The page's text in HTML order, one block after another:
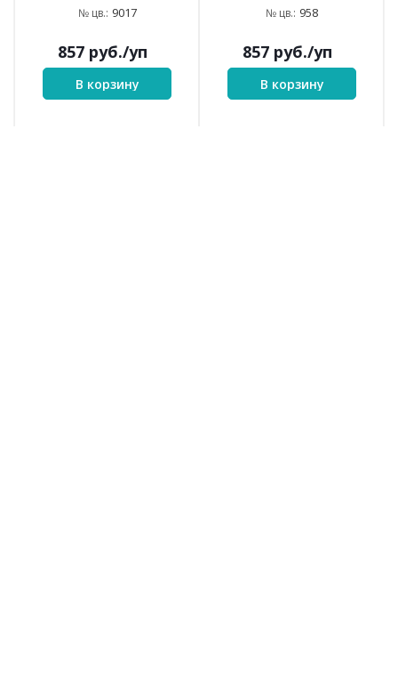
№ цв.: 9017
857 руб./уп
В корзину
№ цв.: 958
857 руб./уп
В корзину